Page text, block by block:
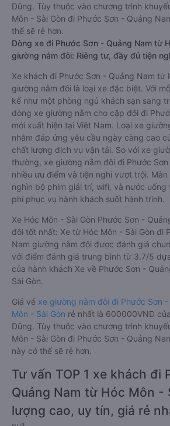
Dũng. Tùy thuộc vào chương trình
Môn - Sài Gòn đi Phước Sơn - Quảng
thể sẽ rẻ hơn.
Dòng xe đi Phước Sơn - Quảng Nam từ
giường nằm đôi: Riêng tư, đầy đủ tiện
Xe khách đi Phước Sơn - Quảng Nam từ
giường nằm đôi là loại xe đặc biệt. Với
kế như một phòng ngủ khách sạn sang
dòng xe giường nằm cho cặp đôi đi
mới xuất hiện tại Việt Nam. Loại xe
nhằm đáp ứng yêu cầu ngày càng cao
chất lượng dịch vụ vận tải. So với xe
thường, xe giường nằm đôi đi Phước
nhiều ưu điểm và tiện nghi vượt trội. Màn
nghìn bộ phim giải trí, wifi, và nước uống
phí phục vụ hành khách suốt hành trình.
Xe Hóc Môn - Sài Gòn Phước Sơn -
đôi tốt nhất: Xe từ Hóc Môn - Sài Gòn đi
Nam giường nằm đôi được đánh giá
với điểm đánh giá trung bình từ 3.7/5
của hành khách Xe về Phước Sơn -
Sài Gòn.
Giá vé xe giường nằm đôi đi Phước Sơn
Môn - Sài Gòn rẻ nhất là 600000VND
Dũng. Tùy thuộc vào chương trình
Môn - Sài Gòn đi Phước Sơn - Quảng
này có thể sẽ rẻ hơn.
Tư vấn TOP 1 xe khách đi
Quảng Nam từ Hóc Môn -
lượng cao, uy tín, giá rẻ